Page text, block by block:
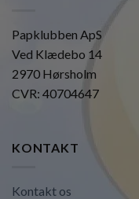
Papklubben ApS
Ved Klædebo 14
2970 Hørsholm
CVR: 40704647
KONTAKT
Kontakt os